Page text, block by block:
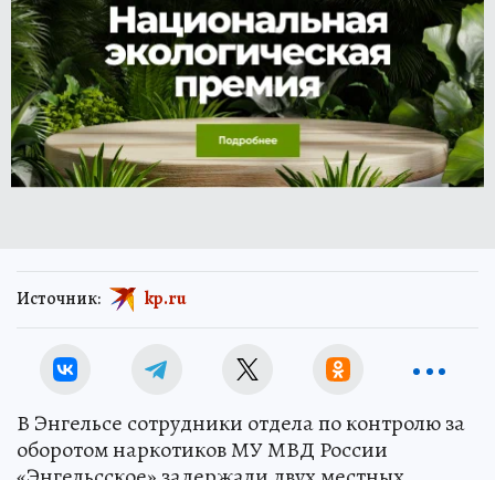
Источник: kp.ru
В Энгельсе сотрудники отдела по контролю за
оборотом наркотиков МУ МВД России